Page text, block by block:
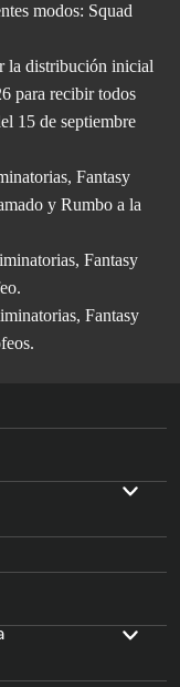
modos: Squad
la distribución inicial
para recibir todos
15 de septiembre
Fantasy
y Rumbo a la
Fantasy
Fantasy